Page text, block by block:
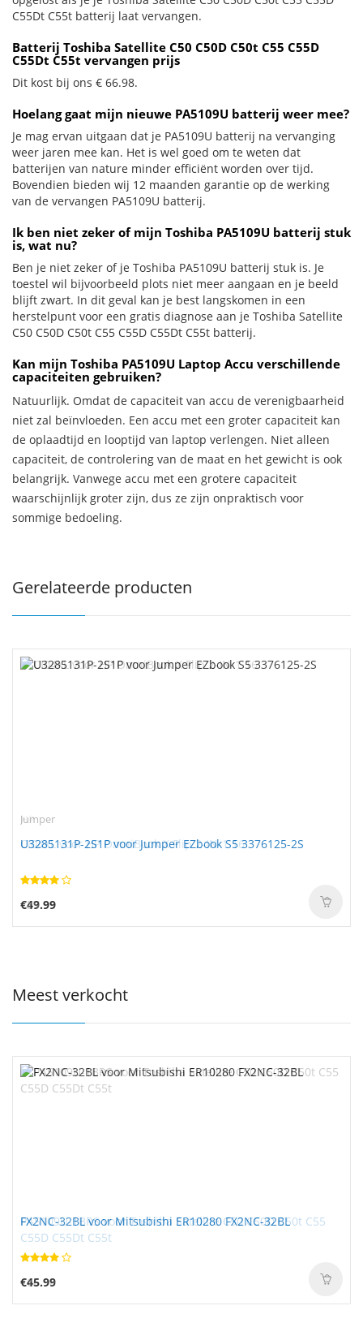
C55Dt C55t batterij laat vervangen.
Batterij Toshiba Satellite C50 C50D C50t C55 C55D
C55Dt C55t vervangen prijs
Dit kost bij ons € 66.98.
Hoelang gaat mijn nieuwe PA5109U batterij weer mee?
Je mag ervan uitgaan dat je PA5109U batterij na vervanging
weer jaren mee kan. Het is wel goed om te weten dat
batterijen van nature minder efficiënt worden over tijd.
Bovendien bieden wij 12 maanden garantie op de werking
van de vervangen PA5109U batterij.
Ik ben niet zeker of mijn Toshiba PA5109U batterij stuk
is, wat nu?
Ben je niet zeker of je Toshiba PA5109U batterij stuk is. Je
toestel wil bijvoorbeeld plots niet meer aangaan en je beeld
blijft zwart. In dit geval kan je best langskomen in een
herstelpunt voor een gratis diagnose aan je Toshiba Satellite
C50 C50D C50t C55 C55D C55Dt C55t batterij.
Kan mijn Toshiba PA5109U Laptop Accu verschillende
capaciteiten gebruiken?
Natuurlijk. Omdat de capaciteit van accu de verenigbaarheid
niet zal beïnvloeden. Een accu met een groter capaciteit kan
de oplaadtijd en looptijd van laptop verlengen. Niet alleen
capaciteit, de controlering van de maat en het gewicht is ook
belangrijk. Vanwege accu met een grotere capaciteit
waarschijnlijk groter zijn, dus ze zijn onpraktisch voor
sommige bedoeling.
Gerelateerde producten
Jumper
U3285131P-2S1P voor Jumper EZbook S5 3376125-2S
€49.99
Meest verkocht
FX2NC-32BL voor Mitsubishi ER10280 FX2NC-32BL
€45.99